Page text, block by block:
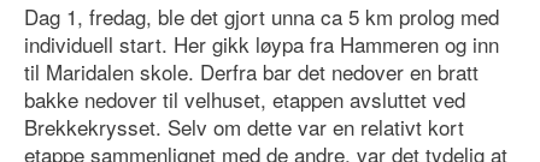
Dag 1, fredag, ble det gjort unna ca 5 km prolog med
individuell start. Her gikk løypa fra Hammeren og inn
til Maridalen skole. Derfra bar det nedover en bratt
bakke nedover til velhuset, etappen avsluttet ved
Brekkekrysset. Selv om dette var en relativt kort
etappe sammenlignet med de andre, var det tydelig at